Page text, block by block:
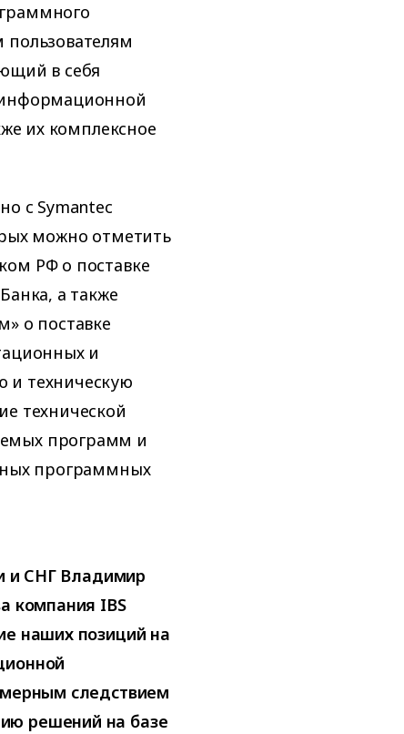
в себя
их комплексное
c Symantec
можно отметить
РФ о поставке
а также
о поставке
и
и техническую
технической
программ и
программных
и СНГ Владимир
компания IBS
наших позиций на
следствием
решений на базе